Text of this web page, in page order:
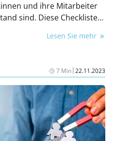
und ihre Mitarbeiter
sind. Diese Checkliste
und bei der
Lesen Sie mehr
7 Min|22.11.2023